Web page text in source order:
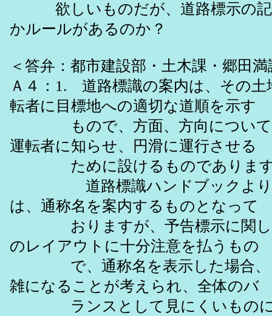
欲しいものだが、道路標示の記
かルールがあるのか？
＜答弁：都市建設部・土木課・郷田
Ａ４：1. 道路標識の案内は、その土
転者に目標地への適切な道順を示す
もので、方面、方向について
運転者に知らせ、円滑に運行させる
ために設けるものでありま
道路標識ハンドブックより
は、通称名を案内するものとなって
おりますが、予告標示に関し
のレイアウトに十分注意を払うもの
で、通称名を表示した場合、
雑になることが考えられ、全体のバ
ランスとして見にくいものに